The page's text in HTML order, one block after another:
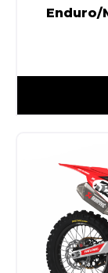
Enduro/